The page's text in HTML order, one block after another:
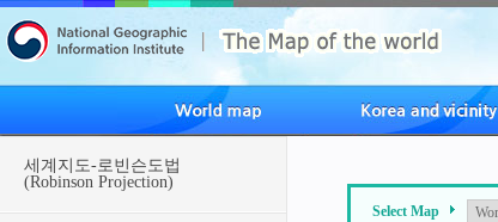
세계지도-로빈슨도법
(Robinson Projection)
Select Map